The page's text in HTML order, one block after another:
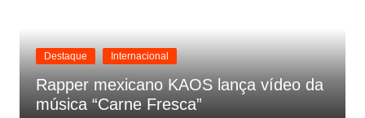
Destaque Internacional
Rapper mexicano KAOS lança vídeo da
música “Carne Fresca”